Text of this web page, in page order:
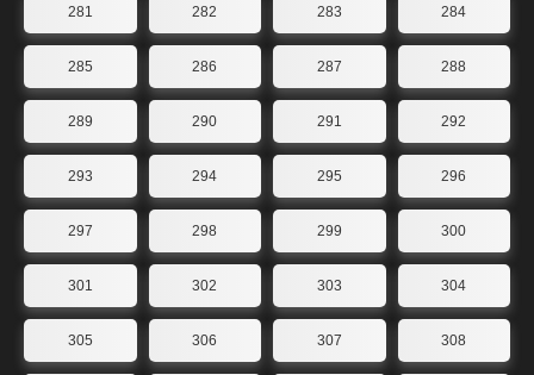
281 282 283 284
285 286 287 288
289 290 291 292
293 294 295 296
297 298 299 300
301 302 303 304
305 306 307 308